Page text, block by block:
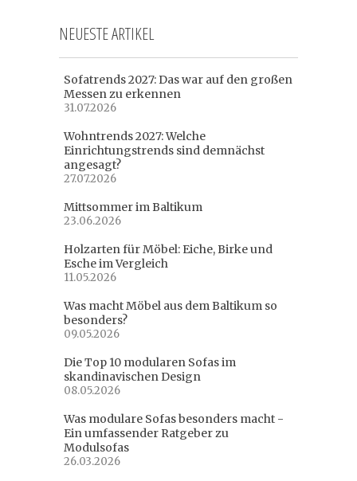
NEUESTE ARTIKEL
Sofatrends 2027: Das war auf den großen
Messen zu erkennen
31.07.2026
Wohntrends 2027: Welche
Einrichtungstrends sind demnächst
angesagt?
27.07.2026
Mittsommer im Baltikum
23.06.2026
Holzarten für Möbel: Eiche, Birke und
Esche im Vergleich
11.05.2026
Was macht Möbel aus dem Baltikum so
besonders?
09.05.2026
Die Top 10 modularen Sofas im
skandinavischen Design
08.05.2026
Was modulare Sofas besonders macht -
Ein umfassender Ratgeber zu
Modulsofas
26.03.2026